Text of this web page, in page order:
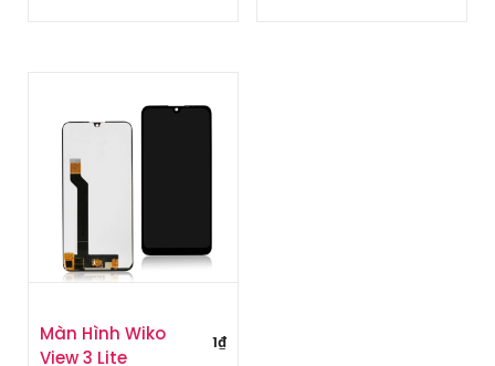
Màn Hình Wiko
View 3 Lite
1₫